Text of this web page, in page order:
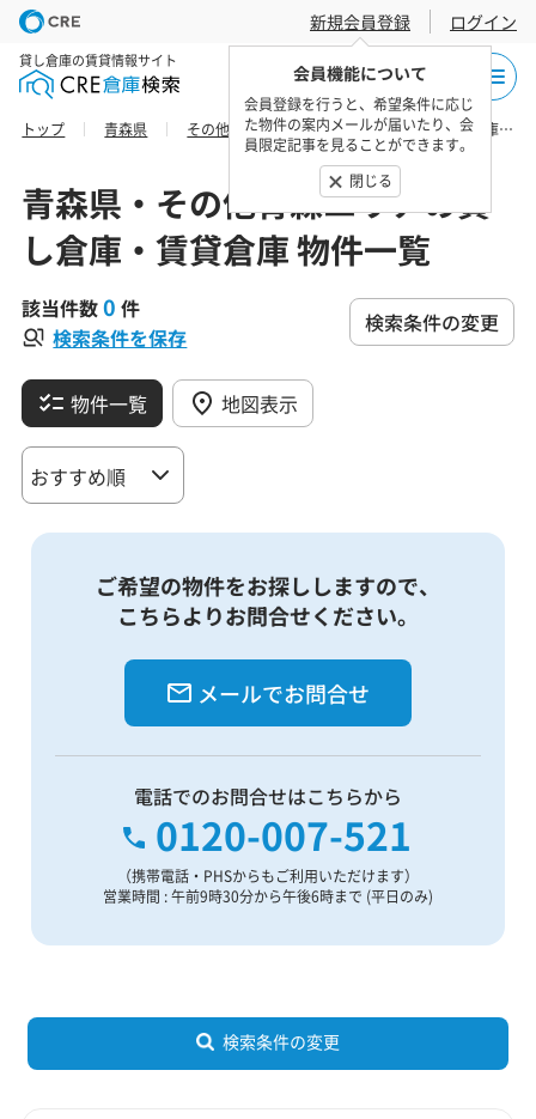
新規会員登録
会員機能について
会員登録を行うと、希望条件に応じ
た物件の案内メールが届いたり、会
員限定記事を見ることができます。
閉じる
ログイン
貸し倉庫の賃貸情報サイト
トップ 青森県 その他青森エリア 上北郡七戸町の貸し倉庫・賃貸倉庫 物件一覧
青森県・その他青森エリアの貸
し倉庫・賃貸倉庫 物件一覧
該当件数0 件
検索条件を保存
検索条件の変更
物件一覧 地図表示
ご希望の物件をお探ししますので、
こちらよりお問合せください。
メールでお問合せ
電話でのお問合せはこちらから
0120-007-521
（携帯電話・PHSからもご利用いただけます）
営業時間 : 午前9時30分から午後6時まで (平日のみ)
検索条件の変更